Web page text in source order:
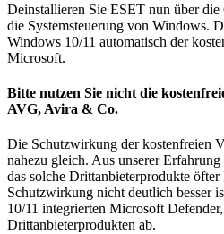
Deinstallieren Sie ESET nun über
die Systemsteuerung von Windows.
Windows 10/11 automatisch der
Microsoft.
Bitte nutzen Sie nicht die
AVG, Avira & Co.
Die Schutzwirkung der kostenfreien
nahezu gleich. Aus unserer
das solche Drittanbieterprodukte
Schutzwirkung nicht deutlich besser
10/11 integrierten Microsoft
Drittanbieterprodukten ab.